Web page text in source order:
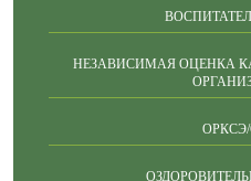
НЕЗАВИСИМАЯ ОЦЕНКА